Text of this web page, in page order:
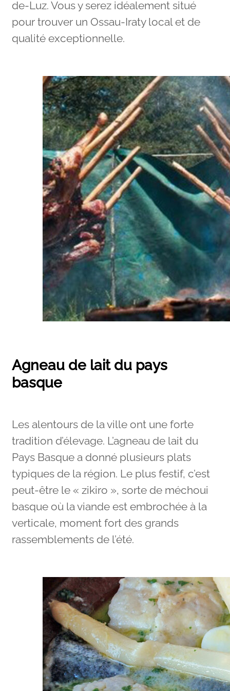
de-Luz. Vous y serez idéalement situé
pour trouver un Ossau-Iraty local et de
qualité exceptionnelle.
Agneau de lait du pays
basque
Les alentours de la ville ont une forte
tradition d’élevage. L’agneau de lait du
Pays Basque a donné plusieurs plats
typiques de la région. Le plus festif, c’est
peut-être le « zikiro », sorte de méchoui
basque où la viande est embrochée à la
verticale, moment fort des grands
rassemblements de l’été.